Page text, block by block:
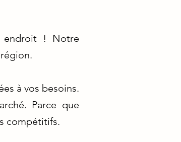
endroit ! Notre
à vos besoins.
Parce que
compétitifs.